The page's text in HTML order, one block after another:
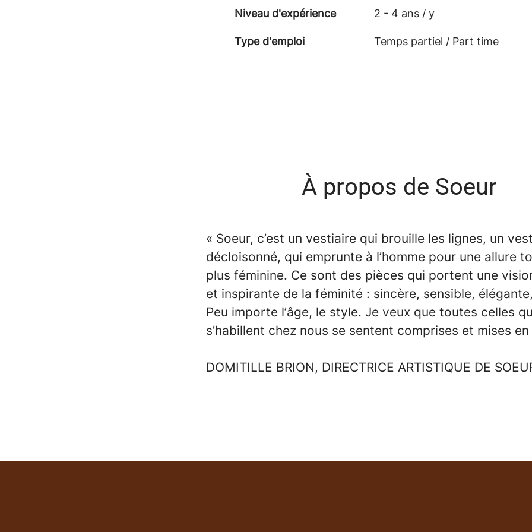
Niveau d'expérience 2 - 4 ans / y
Type d'emploi Temps partiel / Part time
À propos de Soeur
« Soeur, c’est un vestiaire qui brouille les lignes, un
décloisonné, qui emprunte à l’homme pour une allure
plus féminine. Ce sont des pièces qui portent une
et inspirante de la féminité : sincère, sensible,
Peu importe l’âge, le style. Je veux que toutes celles
s’habillent chez nous se sentent comprises et mises
DOMITILLE BRION, DIRECTRICE ARTISTIQUE DE